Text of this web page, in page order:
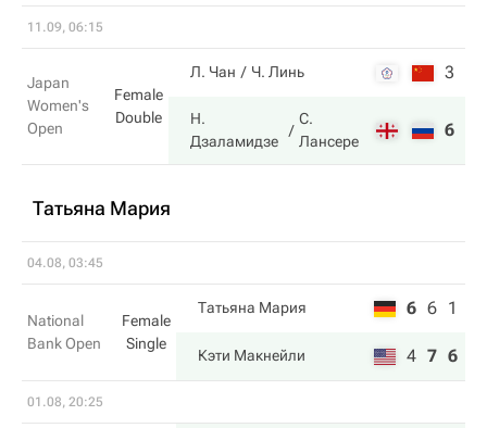
11.09, 06:15
Japan
Women's
Open
Female
Double
Л. Чан Ч. Линь 3
Н.
Дзаламидзе
С.
Лансере
6
Татьяна Мария
04.08, 03:45
National
Bank Open
Female
Single
Татьяна Мария 6 6 1
Кэти Макнейли 4 7 6
01.08, 20:25